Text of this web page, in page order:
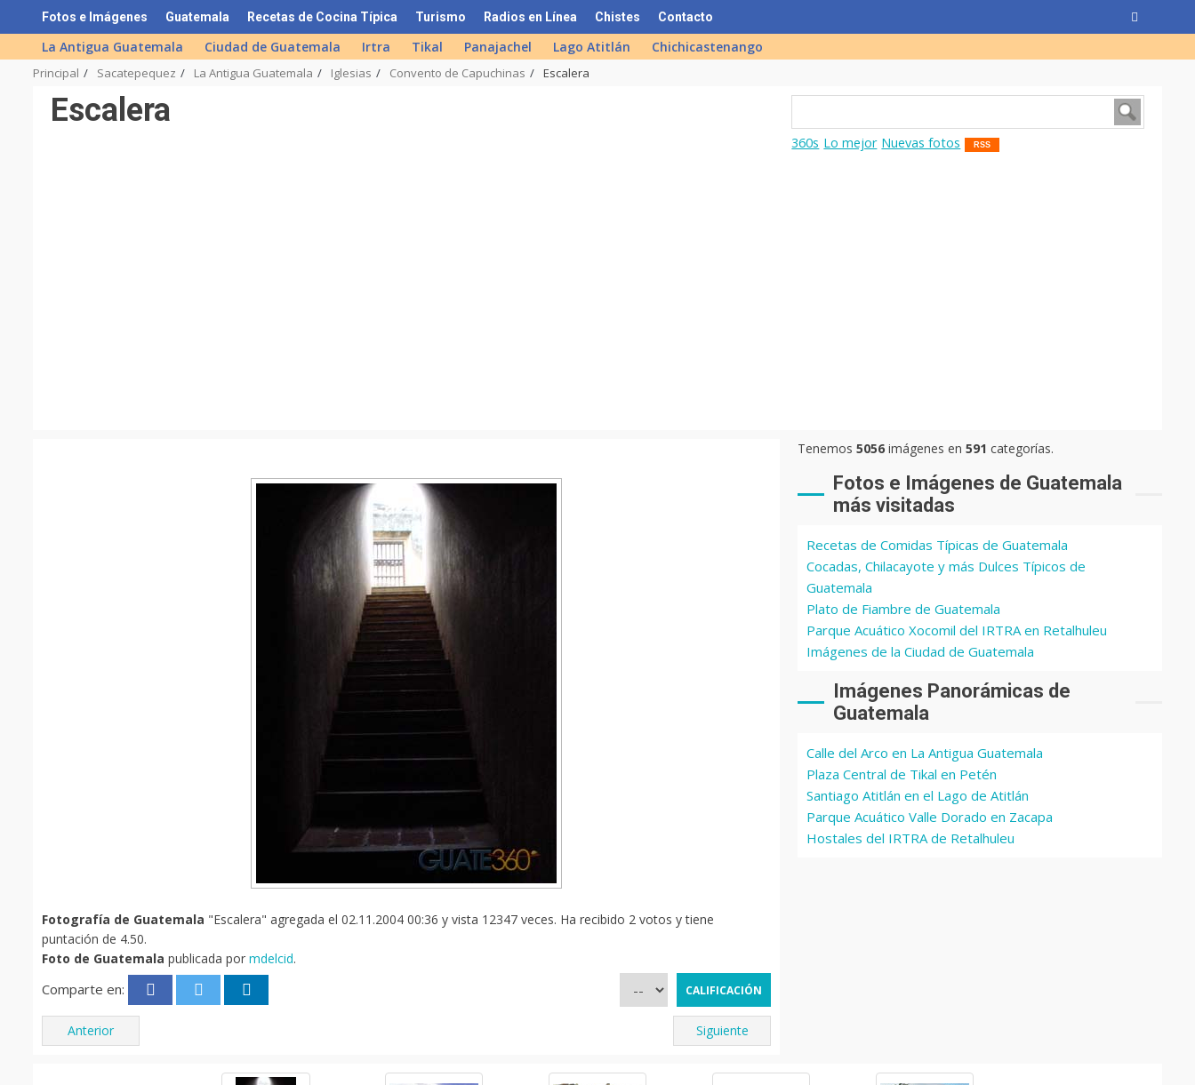
to
content
Fotos e Imágenes Guatemala Recetas de Cocina Típica Turismo Radios en Línea Chistes Contacto
La Antigua Guatemala Ciudad de Guatemala Irtra Tikal Panajachel Lago Atitlán Chichicastenango
Principal Sacatepequez La Antigua Guatemala Iglesias Convento de Capuchinas Escalera
Escalera
360s Lo mejor Nuevas fotos RSS
Fotografía de Guatemala "Escalera" agregada el 02.11.2004 00:36 y vista 12347 veces. Ha recibido 2 votos y tiene
puntación de 4.50.
Foto de Guatemala publicada por mdelcid.
Comparte en:
Anterior Siguiente
Tenemos5056 imágenes en591 categorías.
Fotos e Imágenes de Guatemala
más visitadas
Recetas de Comidas Típicas de Guatemala
Cocadas, Chilacayote y más Dulces Típicos de
Guatemala
Plato de Fiambre de Guatemala
Parque Acuático Xocomil del IRTRA en Retalhuleu
Imágenes de la Ciudad de Guatemala
Imágenes Panorámicas de
Guatemala
Calle del Arco en La Antigua Guatemala
Plaza Central de Tikal en Petén
Santiago Atitlán en el Lago de Atitlán
Parque Acuático Valle Dorado en Zacapa
Hostales del IRTRA de Retalhuleu